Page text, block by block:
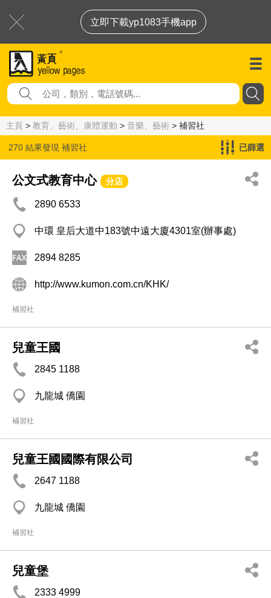
立即下載yp1083手機app
主頁 > 教育、藝術、康體運動 > 音樂、藝術 > 補習社
270 結果發現 補習社 已篩選
公文式教育中心 分店
2890 6533
中環 皇后大道中183號中遠大廈4301室(辦事處)
2894 8285
http://www.kumon.com.cn/KHK/
補習社
兒童王國
2845 1188
九龍城 僑園
補習社
兒童王國國際有限公司
2647 1188
九龍城 僑園
補習社
兒童堡
2333 4999